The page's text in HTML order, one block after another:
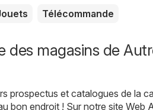
Télécommande
des magasins de
prospectus et catalogues de la
bon endroit ! Sur notre site Web